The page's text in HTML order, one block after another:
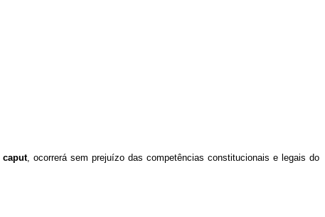
caput, ocorrerá sem prejuízo das competências constitucionais e legais do